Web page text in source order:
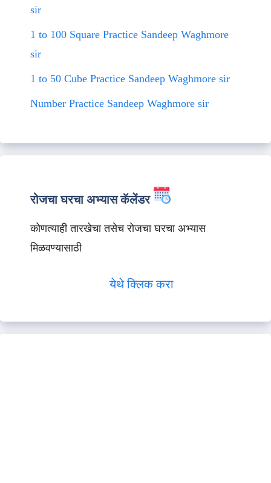
sir
1 to 100 Square Practice Sandeep Waghmore
sir
1 to 50 Cube Practice Sandeep Waghmore sir
Number Practice Sandeep Waghmore sir
रोजचा घरचा अभ्यास कॅलेंडर
कोणत्याही तारखेचा तसेच रोजचा घरचा अभ्यास
मिळवण्यासाठी
येथे क्लिक करा